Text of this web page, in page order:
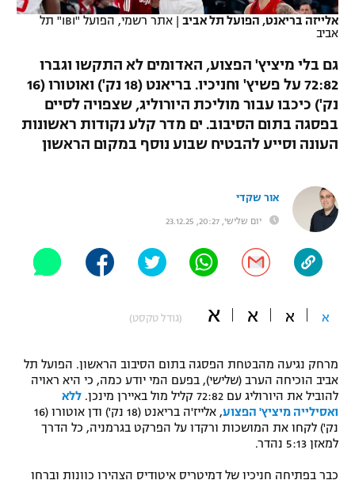
תוצאות
לוח שידורים
ברחבה
"מחצית בשכונה" – פודקאסט
תקנון עבור פעילות אלקטרה
תקנון עבור פעילות ספורט 1 – "מרלן"
גיימינג E-Sports
תנאי שימוש
הפועל תל אביב
הפועל חיפה
הפועל באר שבע
מכבי נתניה
ליגה הולנדית
ליגה סינית
ליגה ברזילאית
דני אבדיה
שחייה
אגרוף
ספורט אולימפי
היאבקות WWE
אופניים
כדורמים
פוטבול אמריקאי NFL
בייסבול MLB
ספורט אתגרי ואקסטרים
אומנויות לחימה
אלייזה בריאנט, הפועל תל אביב |
אתר רשמי, הפועל "IBI" תל
אביב
גם בלי מיציץ' הפצוע, האדומים לא התקשו וגברו
72:82 על פשיץ' וחניכיו. בריאנט (18 נק') ואוטורו (16
נק') כיכבו עבור מוליכת היורוליג, שצפויה לסיים
בפסגה בתום הסיבוב. ים מדר קלע נקודות ראשונות
העונה וסייע להבטיח שבוע נוסף במקום הראשון
אור שקדי
יום שלישי, 20:27, 23.12.25
א א א א (גודל טקסט)
מרחק נגיעה מהבטחת הפסגה בתום הסיבוב הראשון. הפועל תל
אביב הוכיחה הערב (שלישי), בפעם המי יודע כמה, כי היא ראויה
להוביל את היורוליג עם 72:82 קליל מול באיירן מינכן.
ללא
ואסילייה מיציץ' הפצוע
, אלייז'ה בריאנט (18 נק') ודן אוטורו (16
נק') לקחו את המושכות ורקדו על הפרקט בגרמניה, כל הדרך
למאזן 5:13 נהדר.
כבר בפתיחה חניכיו של דמיטריס איטודיס הצהירו כוונות וברחו